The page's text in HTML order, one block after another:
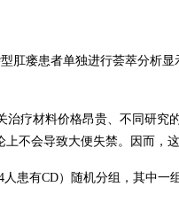
肛瘘患者单独进行荟萃分析
疗材料价格昂贵、不同研
不会导致大便失禁。因而，
人患有CD）随机分组，其中一